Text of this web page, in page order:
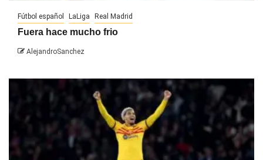
Fútbol español LaLiga Real Madrid
Fuera hace mucho frio
AlejandroSanchez